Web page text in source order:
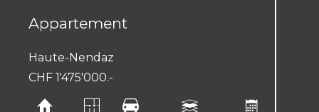
Appartement
Haute-Nendaz
CHF 1'475'000.-